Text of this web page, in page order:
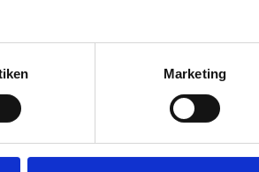
Marketing
eignet. Das neue Modell „Puzzi 2/1 Bp“
Alltag. Der 1,7 l fassende
voll ist, stoppt ein
Mit einem breiten Griff kann das Gerät
wobei eine Kontrollleuchte über den
stellt das „Puzzi 2/1 Bp“
Das „Puzzi 2/1 Bp“ wird mit 36 V Akkus